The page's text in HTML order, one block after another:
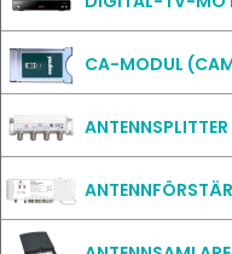
CA-MODUL
ANTENNSPLITTER